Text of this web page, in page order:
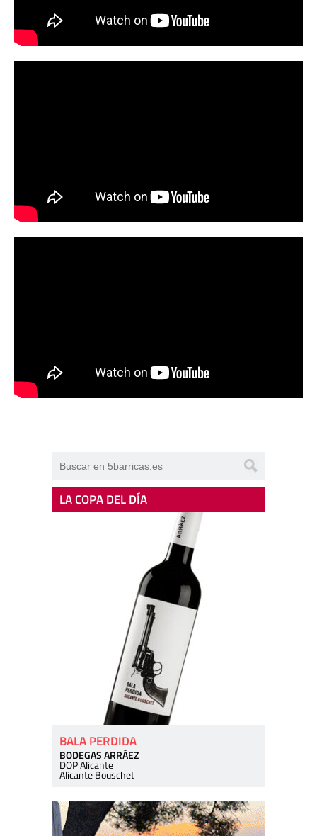
LA COPA DEL DÍA
BALA PERDIDA
BODEGAS ARRÁEZ
DOP Alicante
Alicante Bouschet